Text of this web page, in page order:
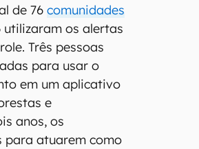
de 76comunidades
utilizaram os alertas
Três pessoas
para usar o
em um aplicativo
e
anos, os
para atuarem como